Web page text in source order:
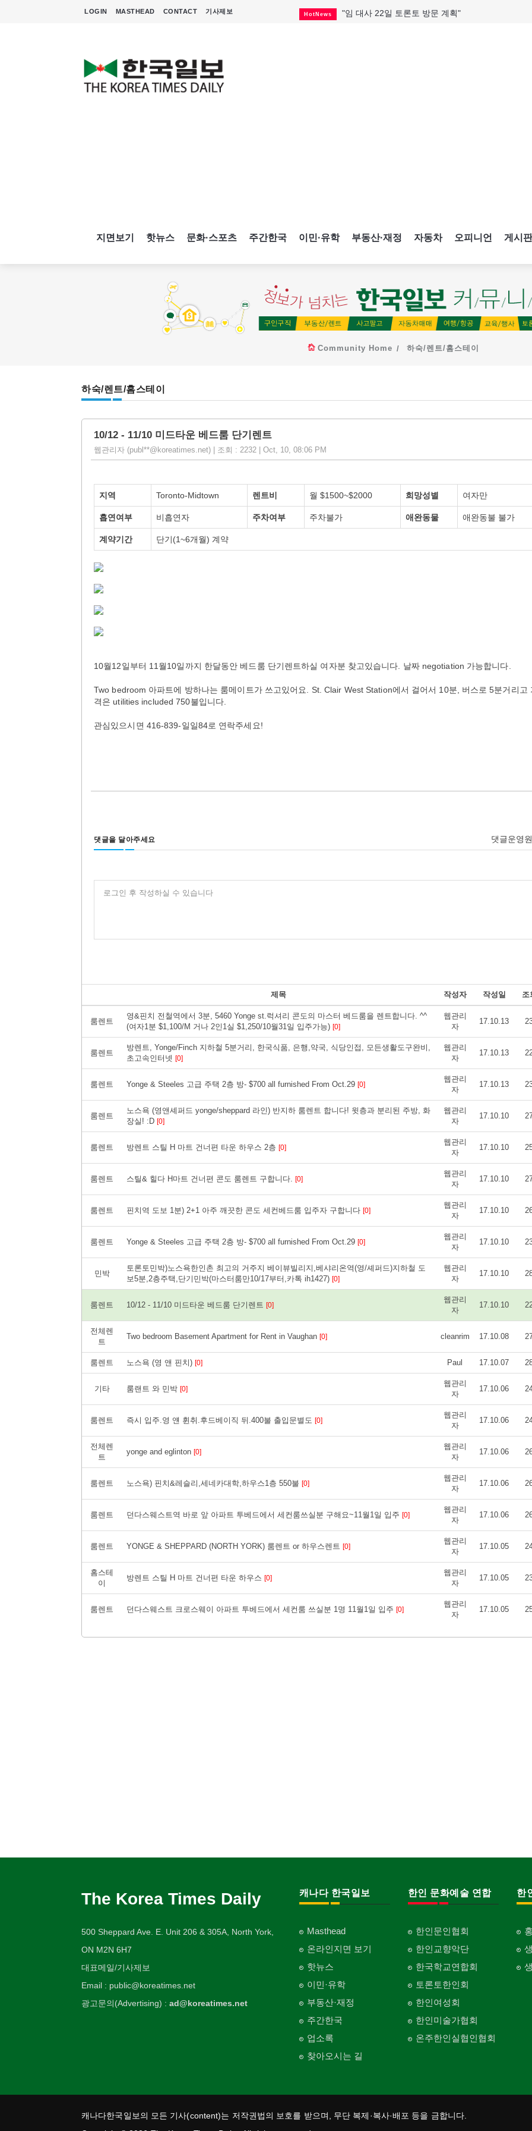
LOGIN MASTHEAD CONTACT 기사제보 HotNews "임 대사 22일 토론토 방문 계획"
지면보기 핫뉴스 문화·스포츠 주간한국 이민·유학 부동산·재정 자동차 오피니언 게시판
Community Home 하숙/렌트/홈스테이
하숙/렌트/홈스테이
10/12 - 11/10 미드타운 베드룸 단기렌트
웹관리자 (publ**@koreatimes.net) | 조회 : 2232 | Oct, 10, 08:06 PM
지역 Toronto-Midtown 렌트비 월 $1500~$2000 희망성별 여자만
흡연여부 비흡연자 주차여부 주차불가 애완동물 애완동불 불가
계약기간 단기(1~6개월) 계약
10월12일부터 11월10일까지 한달동안 베드룸 단기렌트하실 여자분 찾고있습니다. 날짜 negotiation 가능합니다.
Two bedroom 아파트에 방하나는 룸메이트가 쓰고있어요. St. Clair West Station에서 걸어서 10분, 버스로 5분거리고
격은 utilities included 750불입니다.
관심있으시면 416-839-일일84로 연락주세요!
댓글을 달아주세요 댓글운영
로그인 후 작성하실 수 있습니다
제목 작성자 작성일 조
룸렌트
영&핀치 전철역에서 3분, 5460 Yonge st.럭셔리 콘도의 마스터 베드룸을 렌트합니다. ^^
(여자1분 $1,100/M 거나 2인1실 $1,250/10월31일 입주가능) [0]
웹관리
자
17.10.13
룸렌트
방렌트, Yonge/Finch 지하철 5분거리, 한국식품, 은행,약국, 식당인접, 모든생활도구완비,
초고속인터넷 [0]
웹관리
자
17.10.13
룸렌트 Yonge & Steeles 고급 주택 2층 방- $700 all furnished From Oct.29 [0]
웹관리
자
17.10.13
룸렌트
노스욕 (영앤셰퍼드 yonge/sheppard 라인) 반지하 룸렌트 합니다! 윗층과 분리된 주방, 화
장실! :D [0]
웹관리
자
17.10.10
룸렌트 방렌트 스틸 H 마트 건너편 타운 하우스 2층 [0]
웹관리
자
17.10.10
룸렌트 스틸& 힐다 H마트 건너편 콘도 룸렌트 구합니다. [0]
웹관리
자
17.10.10
룸렌트 핀치역 도보 1분) 2+1 아주 깨끗한 콘도 세컨베드룸 입주자 구합니다 [0]
웹관리
자
17.10.10
룸렌트 Yonge & Steeles 고급 주택 2층 방- $700 all furnished From Oct.29 [0]
웹관리
자
17.10.10
민박
토론토민박)노스욕한인촌 최고의 거주지 베이뷰빌리지,베샤리온역(영/셰퍼드)지하철 도
보5분,2층주택,단기민박(마스터룸만10/17부터,카톡 ih1427) [0]
웹관리
자
17.10.10
룸렌트 10/12 - 11/10 미드타운 베드룸 단기렌트 [0]
웹관리
자
17.10.10
전체렌
트
Two bedroom Basement Apartment for Rent in Vaughan [0] cleanrim 17.10.08
룸렌트 노스욕 (영 앤 핀치) [0] Paul 17.10.07
기타 룸랜트 와 민박 [0]
웹관리
자
17.10.06
룸렌트 즉시 입주.영 얜 휜취.후드베이직 뒤.400불 출입문별도 [0]
웹관리
자
17.10.06
전체렌
트
yonge and eglinton [0]
웹관리
자
17.10.06
룸렌트 노스욕) 핀치&레슬리,세네카대학,하우스1층 550불 [0]
웹관리
자
17.10.06
룸렌트 던다스웨스트역 바로 앞 아파트 투베드에서 세컨룸쓰실분 구해요~11월1일 입주 [0]
웹관리
자
17.10.06
룸렌트 YONGE & SHEPPARD (NORTH YORK) 룸렌트 or 하우스렌트 [0]
웹관리
자
17.10.05
홈스테
이
방렌트 스틸 H 마트 건너편 타운 하우스 [0]
웹관리
자
17.10.05
룸렌트 던다스웨스트 크로스웨이 아파트 투베드에서 세컨룸 쓰실분 1명 11월1일 입주 [0]
웹관리
자
17.10.05
The Korea Times Daily
500 Sheppard Ave. E. Unit 206 & 305A, North York,
ON M2N 6H7
대표메일/기사제보
Email : public@koreatimes.net
광고문의(Advertising) : ad@koreatimes.net
캐나다 한국일보
Masthead
온라인지면 보기
핫뉴스
이민·유학
부동산·재정
주간한국
업소록
찾아오시는 길
한인 문화예술 연합
한인문인협회
한인교향악단
한국학교연합회
토론토한인회
한인여성회
한인미술가협회
온주한인실협인협회
한
캐나다한국일보의 모든 기사(content)는 저작권법의 보호를 받으며, 무단 복제·복사·배포 등을 금합니다.